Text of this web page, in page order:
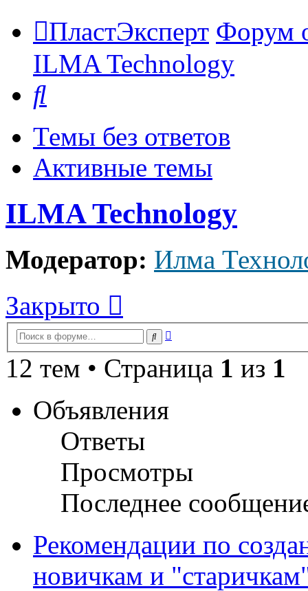
ПластЭксперт Форум
ILMA Technology
Темы без ответов
Активные темы
ILMA Technology
Модератор: Илма
Закрыто
Поиск
12 тем • Страница 1 из 1
Объявления
Ответы
Просмотры
Последнее
Рекомендации по
новичкам и